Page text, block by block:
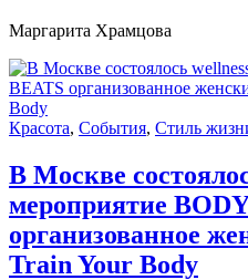
Маргарита Храмцова
Красота, События, Стиль
В Москве
мероприятие
организованное
Train Your Body